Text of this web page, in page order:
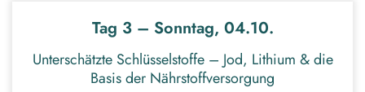
Tag 3 – Sonntag, 04.10.
Unterschätzte Schlüsselstoffe – Jod, Lithium & die
Basis der Nährstoffversorgung